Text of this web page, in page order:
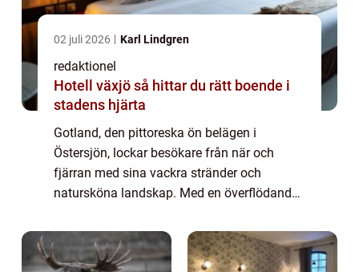
02 juli 2026 Karl Lindgren
redaktionel
Hotell växjö så hittar du rätt boende i
stadens hjärta
Gotland, den pittoreska ön belägen i
Östersjön, lockar besökare från när och
fjärran med sina vackra stränder och
natursköna landskap. Med en överflödande
erbjuder Gotland en mängd olika stränder
för alla...